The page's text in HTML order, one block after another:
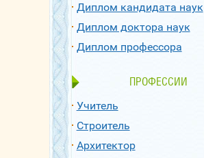
Диплом кандидата наук
Диплом доктора наук
Диплом профессора
ПРОФЕССИИ
Учитель
Строитель
Архитектор